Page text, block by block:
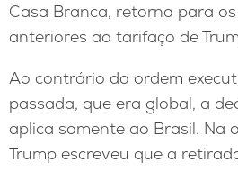
Casa Branca, retorna para
anteriores ao tarifaço de
Ao contrário da ordem
passada, que era global, a
aplica somente ao Brasil. Na
Trump escreveu que a